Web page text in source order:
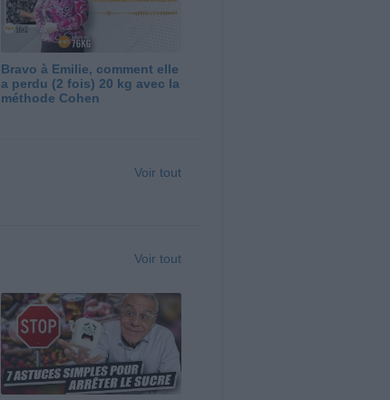
Bravo à Emilie, comment elle
a perdu (2 fois) 20 kg avec la
méthode Cohen
Voir tout
Voir tout